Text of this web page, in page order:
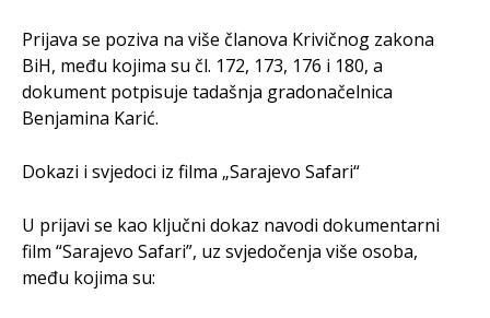
Prijava se poziva na više članova Krivičnog zakona
BiH, među kojima su čl. 172, 173, 176 i 180, a
dokument potpisuje tadašnja gradonačelnica
Benjamina Karić.
Dokazi i svjedoci iz filma „Sarajevo Safari“
U prijavi se kao ključni dokaz navodi dokumentarni
film “Sarajevo Safari”, uz svjedočenja više osoba,
među kojima su: